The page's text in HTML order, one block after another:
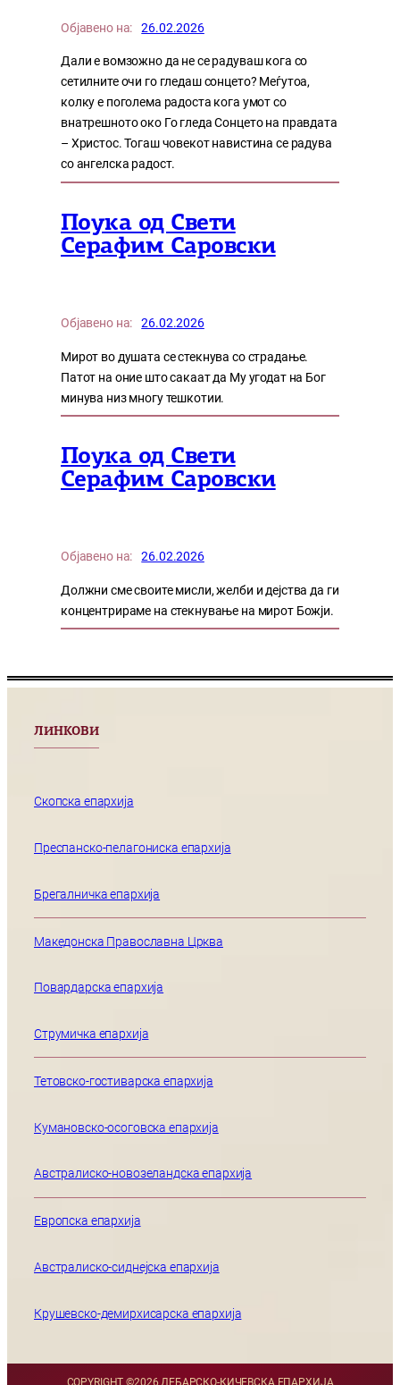
Објавено на: 26.02.2026
Дали е вомзожно да не се радуваш кога со
сетилните очи го гледаш сонцето? Меѓутоа,
колку е поголема радоста кога умот со
внатрешното око Го гледа Сонцето на правдата
– Христос. Тогаш човекот навистина се радува
со ангелска радост.
Поука од Свети
Серафим Саровски
Објавено на: 26.02.2026
Мирот во душата се стекнува со страдање.
Патот на оние што сакаат да Му угодат на Бог
минува низ многу тешкотии.
Поука од Свети
Серафим Саровски
Објавено на: 26.02.2026
Должни сме своите мисли, желби и дејства да ги
концентрираме на стекнување на мирот Божји.
ЛИНКОВИ
Скопска епархија
Преспанско-пелагониска епархија
Брегалничка епархија
Македонска Православна Црква
Повардарска епархија
Струмичка епархија
Тетовско-гостиварска епархија
Кумановско-осоговска епархија
Австралиско-новозеландска епархија
Европска епархија
Австралиско-сиднејска епархија
Крушевско-демирхисарска епархија
COPYRIGHT ©2026 ДЕБАРСКО-КИЧЕВСКА ЕПАРХИЈА